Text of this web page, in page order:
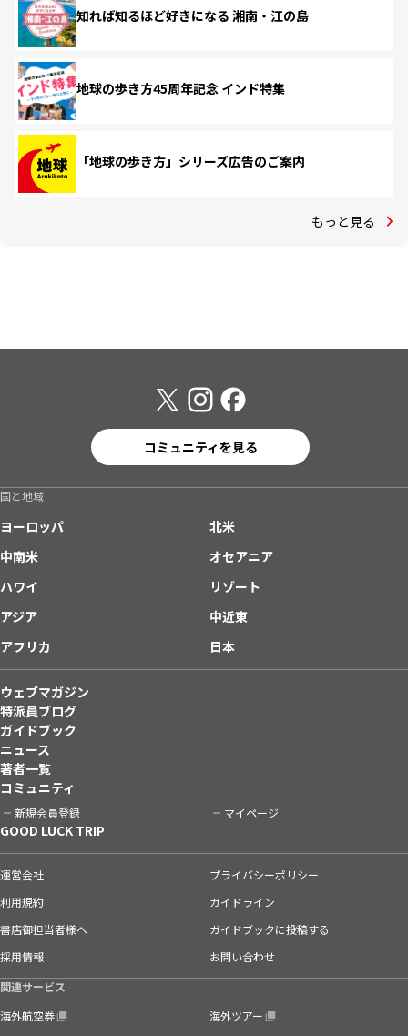
知れば知るほど好きになる 湘南・江の島
地球の歩き方45周年記念 インド特集
「地球の歩き方」シリーズ広告のご案内
もっと見る
コミュニティを見る
国と地域
ヨーロッパ
北米
中南米
オセアニア
ハワイ
リゾート
アジア
中近東
アフリカ
日本
ウェブマガジン
特派員ブログ
ガイドブック
ニュース
著者一覧
コミュニティ
新規会員登録 マイページ
GOOD LUCK TRIP
運営会社
プライバシーポリシー
利用規約
ガイドライン
書店御担当者様へ
ガイドブックに投稿する
採用情報
お問い合わせ
関連サービス
海外航空券
海外ツアー